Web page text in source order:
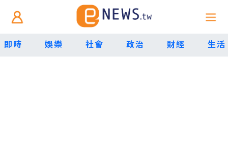
即時 娛樂 社會 政治 財經 生活